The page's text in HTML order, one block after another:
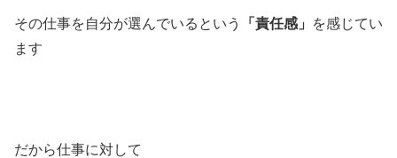
その仕事を自分が選んでいるという 「責任感」
を感じてい
ます
だから仕事に対して